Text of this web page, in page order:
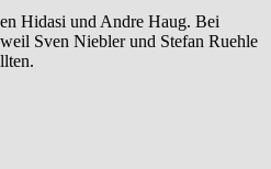
Hidasi und Andre Haug. Bei
Sven Niebler und Stefan Ruehle